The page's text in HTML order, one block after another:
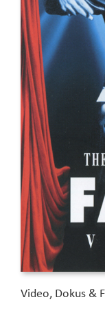
Video, Dokus &